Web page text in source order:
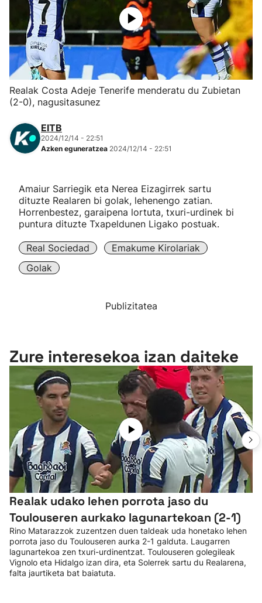
Herri-kirolak
Eskubaloia
Kirolak 360
Mendi-lasterketak
"Helmuga"
Realak Costa Adeje Tenerife menderatu du Zubietan
(2-0), nagusitasunez
EITB
2024/12/14 - 22:51
Azken eguneratzea 2024/12/14 - 22:51
Amaiur Sarriegik eta Nerea Eizagirrek sartu
dituzte Realaren bi golak, lehenengo zatian.
Horrenbestez, garaipena lortuta, txuri-urdinek bi
puntura dituzte Txapeldunen Ligako postuak.
Real Sociedad
Emakume Kirolariak
Golak
Publizitatea
Zure interesekoa izan daiteke
Realak udako lehen porrota jaso du
Toulouseren aurkako lagunartekoan (2-1)
Rino Matarazzok zuzentzen duen taldeak uda honetako lehen
porrota jaso du Toulouseren aurka 2-1 galduta. Laugarren
lagunartekoa zen txuri-urdinentzat. Toulouseren golegileak
Vignolo eta Hidalgo izan dira, eta Solerrek sartu du Realarena,
falta jaurtiketa bat baiatuta.